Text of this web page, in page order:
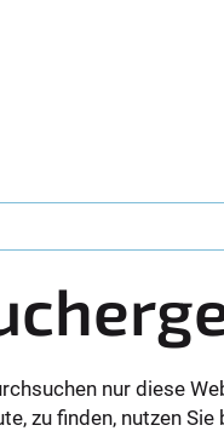
nur diese
zu finden, nutzen